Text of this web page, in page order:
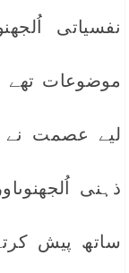
نفسیاتی
موضوعات تھے
لیے عصمت نے
ذہنی
ساتھ پیش